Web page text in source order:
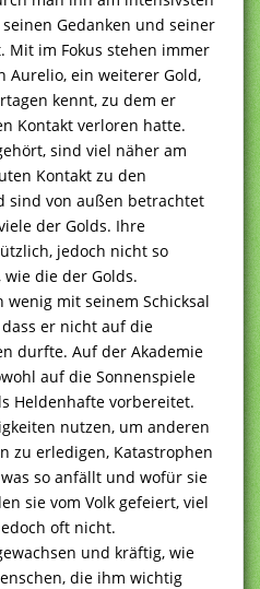
Gedanken und seiner
Mit im Fokus stehen immer
Aurelio, ein weiterer Gold,
kennt, zu dem er
Kontakt verloren hatte.
sind viel näher am
Kontakt zu den
sind von außen betrachtet
der Golds. Ihre
jedoch nicht so
die der Golds.
mit seinem Schicksal
er nicht auf die
durfte. Auf der Akademie
auf die Sonnenspiele
Heldenhafte vorbereitet.
nutzen, um anderen
zu erledigen, Katastrophen
so anfällt und wofür sie
sie vom Volk gefeiert, viel
oft nicht.
und kräftig, wie
die ihm wichtig